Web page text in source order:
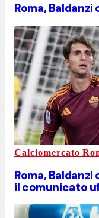
Roma,
Calciomercato
Roma,
il comunicato